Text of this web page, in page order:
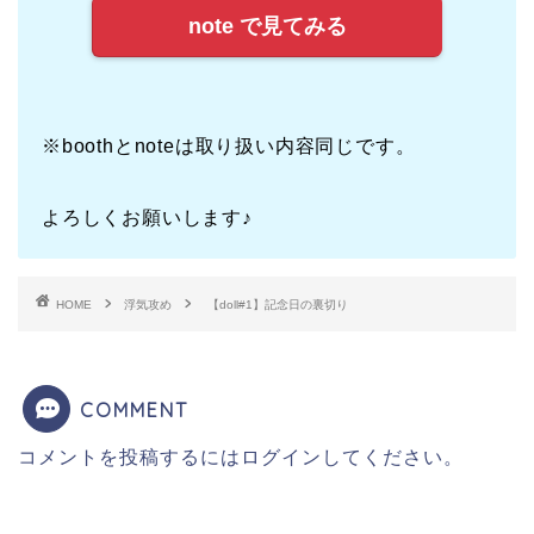
note で見てみる
※boothとnoteは取り扱い内容同じです。
よろしくお願いします♪
HOME 浮気攻め 【doll#1】記念日の裏切り
COMMENT
コメントを投稿するには ログイン してください。